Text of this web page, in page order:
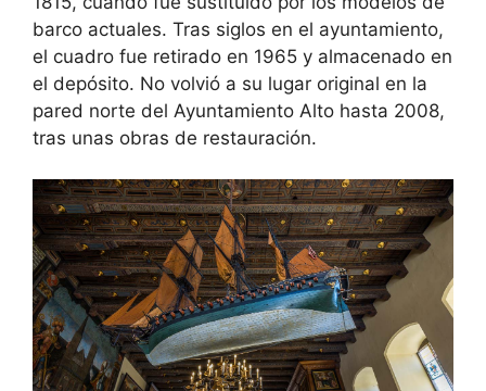
barco actuales. Tras siglos en el ayuntamiento,
el cuadro fue retirado en 1965 y almacenado en
el depósito. No volvió a su lugar original en la
pared norte del Ayuntamiento Alto hasta 2008,
tras unas obras de restauración.